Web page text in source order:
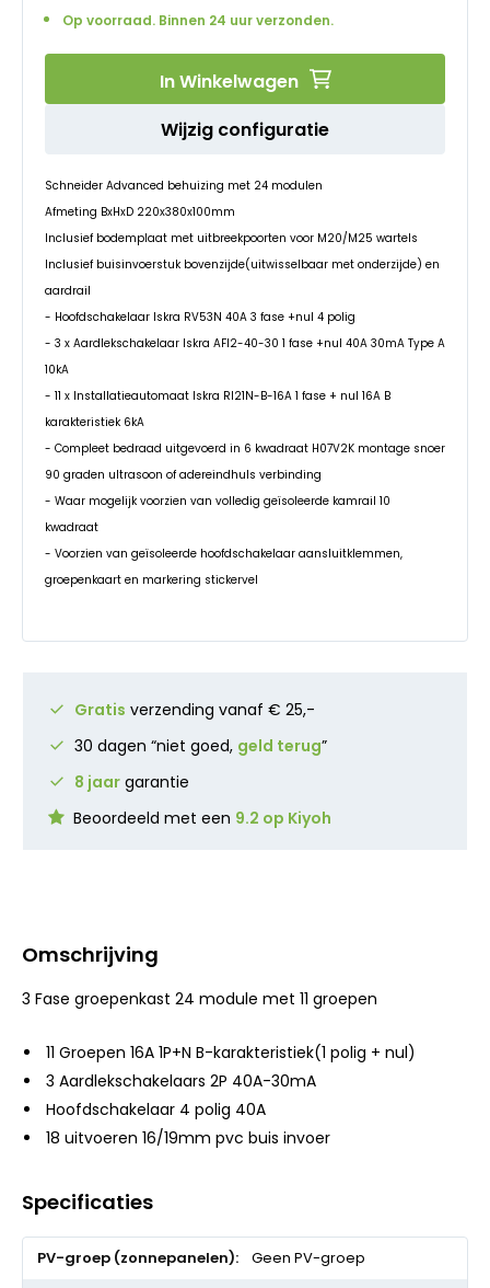
Op voorraad. Binnen 24 uur verzonden.
Wijzig configuratie
In Winkelwagen
Schneider Advanced behuizing met 24 modulen
Afmeting BxHxD 220x380x100mm
Inclusief bodemplaat met uitbreekpoorten voor M20/M25 wartels
Inclusief buisinvoerstuk bovenzijde(uitwisselbaar met onderzijde) en
aardrail
- Hoofdschakelaar Iskra RV53N 40A 3 fase +nul 4 polig
- 3 x Aardlekschakelaar Iskra AFI2-40-30 1 fase +nul 40A 30mA Type A
10kA
- 11 x Installatieautomaat Iskra RI21N-B-16A 1 fase + nul 16A B
karakteristiek 6kA
- Compleet bedraad uitgevoerd in 6 kwadraat H07V2K montage snoer
90 graden ultrasoon of adereindhuls verbinding
- Waar mogelijk voorzien van volledig geïsoleerde kamrail 10
kwadraat
- Voorzien van geïsoleerde hoofdschakelaar aansluitklemmen,
groepenkaart en markering stickervel
Gratis verzending vanaf € 25,-
30 dagen “niet goed, geld terug”
8 jaar garantie
Beoordeeld met een 9.2 op Kiyoh
afbeeldingen-
Specificaties
Meer
informatie
Geen PV-groep
Omschrijving
3 Fase groepenkast 24 module met 11 groepen
11 Groepen 16A 1P+N B-karakteristiek(1 polig + nul)
3 Aardlekschakelaars 2P 40A-30mA
Hoofdschakelaar 4 polig 40A
18 uitvoeren 16/19mm pvc buis invoer